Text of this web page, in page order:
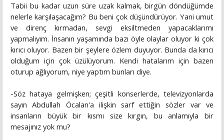
Tabii bu kadar uzun süre uzak kalmak, birgün döndüğümde
nelerle karşılaşacağım? Bu beni çok düşündürüyor. Yani umut
ve direnç kırmadan, sevgi eksiltmeden yapacaklarımı
yapmalıyım. İnsanın yaşamında bazı öyle olaylar oluyor ki çok
kırıcı oluyor. Bazen bir şeylere özlem duyuyor. Bunda da kırıcı
olduğum için çok üzülüyorum. Kendi hatalarım için bazen
oturup ağlıyorum, niye yaptım bunları diye.
-Söz hataya gelmişken; çeşitli konserlerde, televizyonlarda
sayın Abdullah Öcalan'a ilişkin sarf ettiğin sözler var ve
insanların büyük bir kısmı size kırgın, bu anlamıyla bir
mesajınız yok mu?